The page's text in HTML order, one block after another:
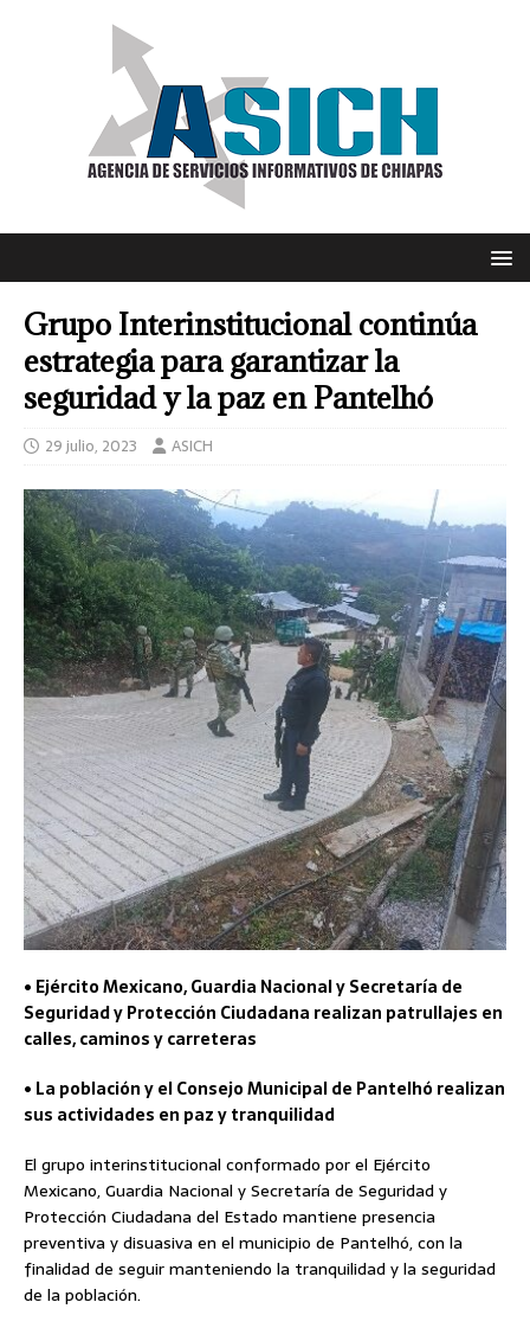
Grupo Interinstitucional continúa
estrategia para garantizar la
seguridad y la paz en Pantelhó
29 julio, 2023 ASICH
• Ejército Mexicano, Guardia Nacional y Secretaría de
Seguridad y Protección Ciudadana realizan patrullajes en
calles, caminos y carreteras
• La población y el Consejo Municipal de Pantelhó realizan
sus actividades en paz y tranquilidad
El grupo interinstitucional conformado por el Ejército
Mexicano, Guardia Nacional y Secretaría de Seguridad y
Protección Ciudadana del Estado mantiene presencia
preventiva y disuasiva en el municipio de Pantelhó, con la
finalidad de seguir manteniendo la tranquilidad y la seguridad
de la población.